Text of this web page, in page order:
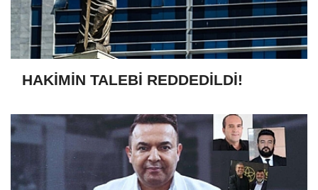
HAKİMİN TALEBİ REDDEDİLDİ!